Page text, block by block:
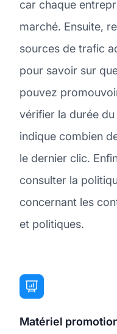
car chaque
marché. Ensuite,
sources de trafic
pour savoir sur
pouvez
vérifier la durée
indique combien
le dernier clic.
consulter la
concernant les
et politiques.
Matériel